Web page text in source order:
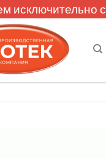
исключительно